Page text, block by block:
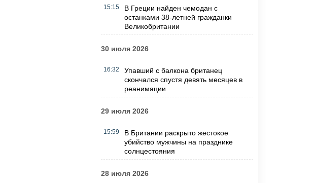
15:15
В Греции найден чемодан с
останками 38-летней гражданки
Великобритании
30 июля 2026
16:32
Упавший с балкона британец
скончался спустя девять месяцев в
реанимации
29 июля 2026
15:59
В Британии раскрыто жестокое
убийство мужчины на празднике
солнцестояния
28 июля 2026